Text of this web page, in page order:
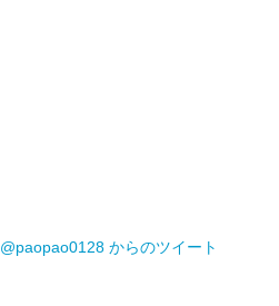
@paopao0128 からのツイート